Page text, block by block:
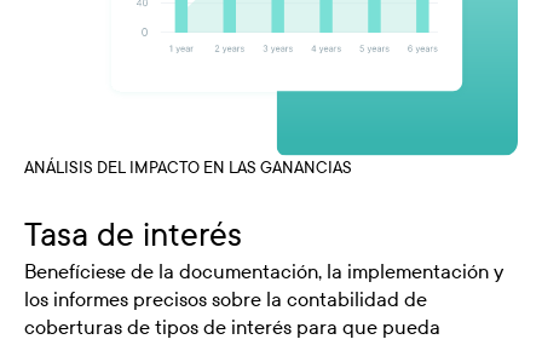
ANÁLISIS DEL IMPACTO EN LAS GANANCIAS
Tasa de interés
Benefíciese de la documentación, la implementación y
los informes precisos sobre la contabilidad de
coberturas de tipos de interés para que pueda